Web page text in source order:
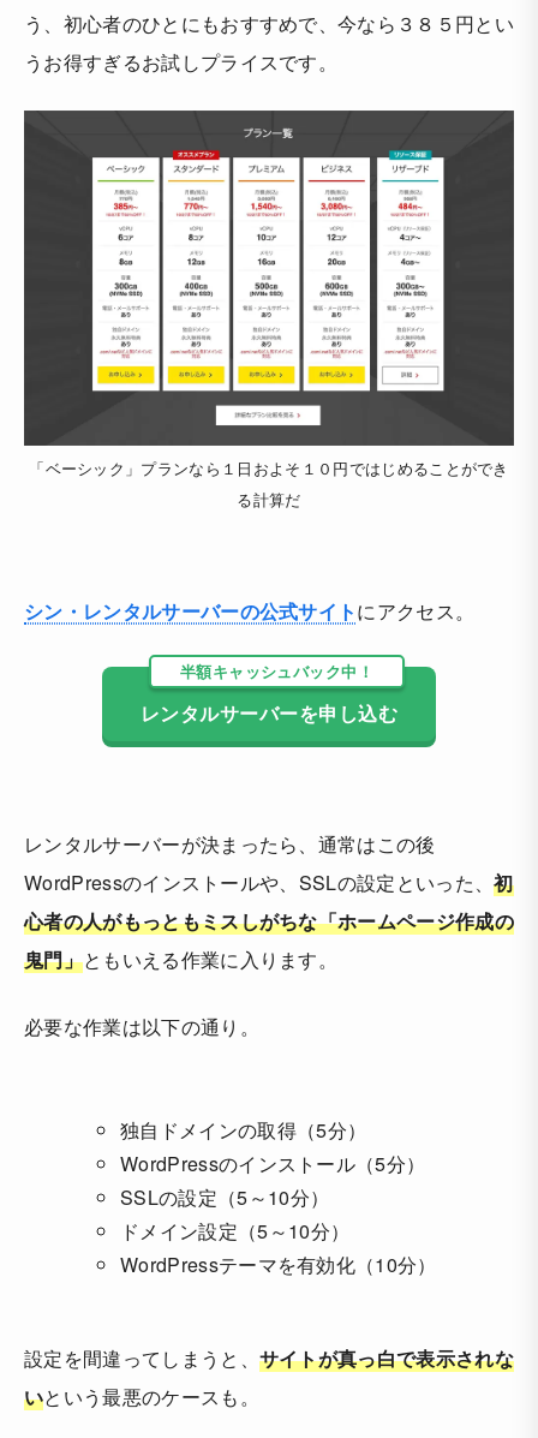
う、初心者のひとにもおすすめで、今なら３８５円とい
うお得すぎるお試しプライスです。
「ベーシック」プランなら１日およそ１０円ではじめることができ
る計算だ
シン・レンタルサーバーの公式サイトにアクセス。
半額キャッシュバック中！
レンタルサーバーを申し込む
レンタルサーバーが決まったら、通常はこの後
WordPressのインストールや、SSLの設定といった、初
心者の人がもっともミスしがちな「ホームページ作成の
鬼門」ともいえる作業に入ります。
必要な作業は以下の通り。
独自ドメインの取得（5分）
WordPressのインストール（5分）
SSLの設定（5～10分）
ドメイン設定（5～10分）
WordPressテーマを有効化（10分）
設定を間違ってしまうと、 サイトが真っ白で表示されな
いという最悪のケースも。